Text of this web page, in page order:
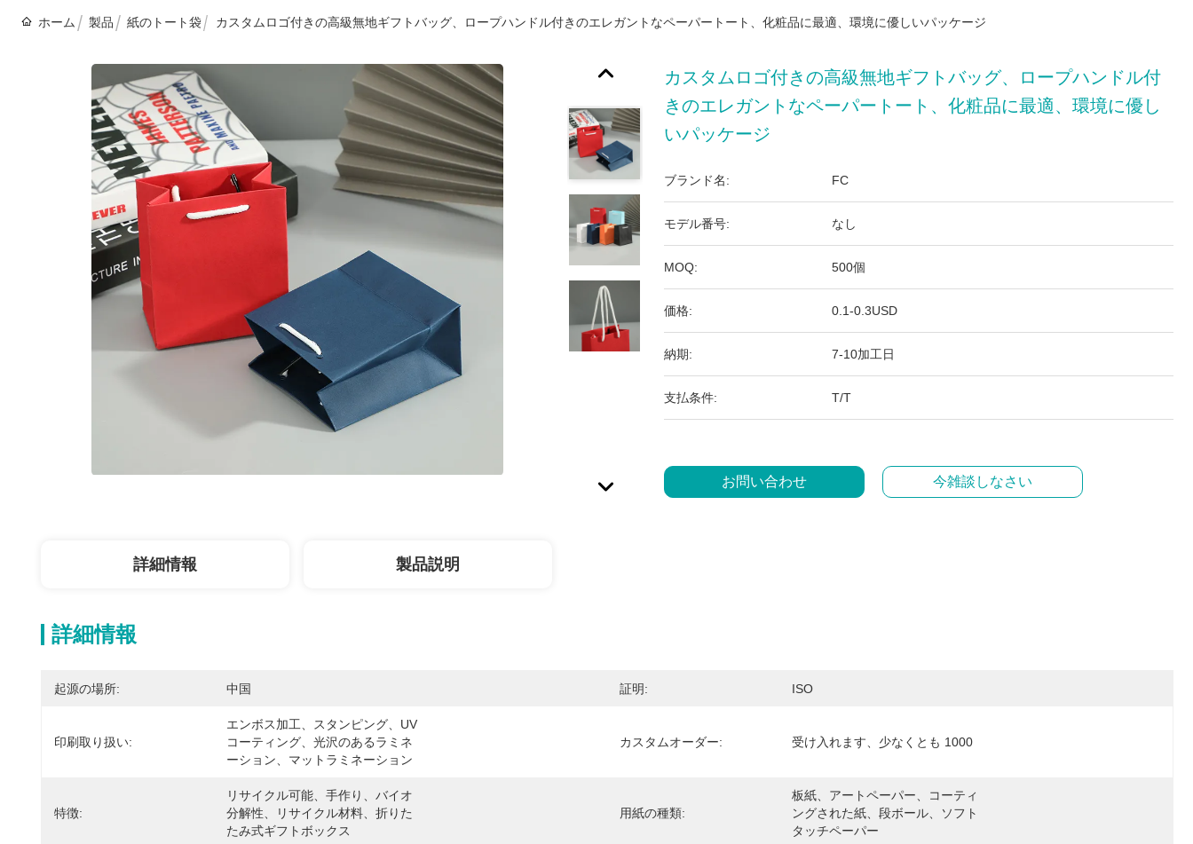
ホーム 製品 紙のトート袋 カスタムロゴ付きの高級無地ギフトバッグ、ロープハンドル付きのエレガントなペーパートート、化粧品に最適、環境に優しいパッケージ
カスタムロゴ付きの高級無地ギフトバッグ、ロープハンドル付
きのエレガントなペーパートート、化粧品に最適、環境に優し
いパッケージ
ブランド名: FC
モデル番号: なし
MOQ: 500個
価格: 0.1-0.3USD
納期: 7-10加工日
支払条件: T/T
お問い合わせ 今雑談しなさい
詳細情報 製品説明
詳細情報
起源の場所: 中国 証明: ISO
印刷取り扱い:
エンボス加工、スタンピング、UV
コーティング、光沢のあるラミネ
ーション、マットラミネーション
カスタムオーダー: 受け入れます、少なくとも 1000
特徴:
リサイクル可能、手作り、バイオ
分解性、リサイクル材料、折りた
たみ式ギフトボックス
用紙の種類:
板紙、アートペーパー、コーティ
ングされた紙、段ボール、ソフト
タッチペーパー